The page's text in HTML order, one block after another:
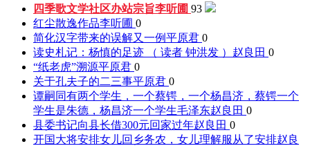
四季歌文学社区办站宗旨李听圃 93
红尘散逸作品李听圃 0
简化汉字带来的误解又一例平原君 0
读史札记：杨慎的足迹 （ 读者 钟洪发 ） 赵良田 0
“纸老虎”溯源平原君 0
关于孔夫子的二三事平原君 0
谭嗣同有两个学生，一个蔡锷，一个杨昌济，蔡锷一个
学生是朱德，杨昌济一个学生毛泽东赵良田 0
县委书记向县长借300元回家过年赵良田 0
开国大将安排女儿回乡务农，女儿理解服从了安排赵良